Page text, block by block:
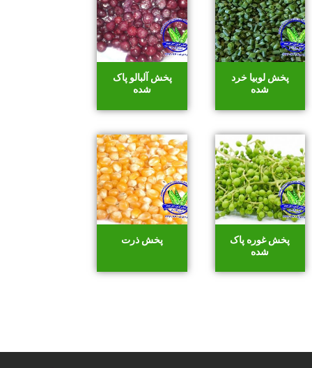
پخش لوبیا خرد
شده
پخش آلبالو پاک
شده
پخش غوره پاک
شده
پخش ذرت